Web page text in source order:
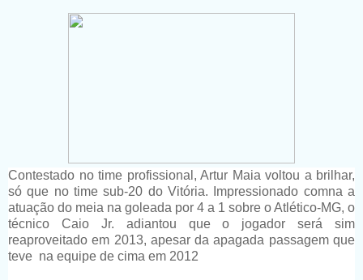
Contestado no time profissional, Artur Maia voltou a brilhar,
só que no time sub-20 do Vitória. Impressionado comna a
atuação do meia na goleada por 4 a 1 sobre o Atlético-MG, o
técnico Caio Jr. adiantou que o jogador será sim
reaproveitado em 2013, apesar da apagada passagem que
teve na equipe de cima em 2012